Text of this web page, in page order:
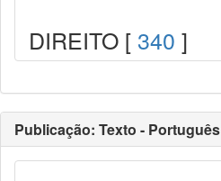
DIREITO [ 340 ]
Publicação: Texto - Português